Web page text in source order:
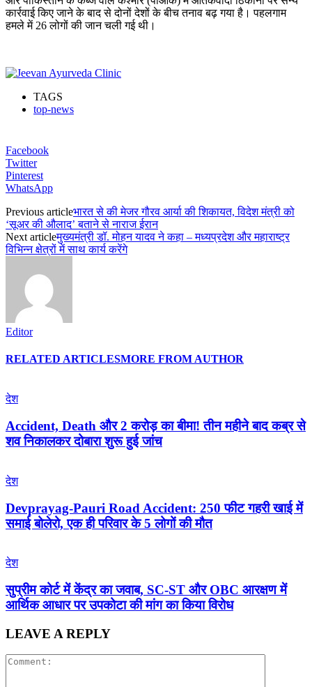
कार्रवाई किए जाने के बाद से दोनों देशों के बीच तनाव बढ़ गया है। पहलगाम
हमले में 26 लोगों की जान चली गई थी।
TAGS
top-news
Facebook
Twitter
Pinterest
WhatsApp
Previous articleभारत से की मेजर गौरव आर्या की शिकायत, विदेश मंत्री को
‘सूअर की औलाद’ बताने से नाराज ईरान
Next articleमुख्यमंत्री डॉ. मोहन यादव ने कहा – मध्यप्रदेश और महाराष्ट्र
विभिन्न क्षेत्रों में साथ कार्य करेंगे
Editor
RELATED ARTICLESMORE FROM AUTHOR
देश
Accident, Death और 2 करोड़ का बीमा! तीन महीने बाद कब्र से
शव निकालकर दोबारा शुरू हुई जांच
देश
Devprayag-Pauri Road Accident: 250 फीट गहरी खाई में
समाई बोलेरो, एक ही परिवार के 5 लोगों की मौत
देश
सुप्रीम कोर्ट में केंद्र का जवाब, SC-ST और OBC आरक्षण में
आर्थिक आधार पर उपकोटा की मांग का किया विरोध
LEAVE A REPLY